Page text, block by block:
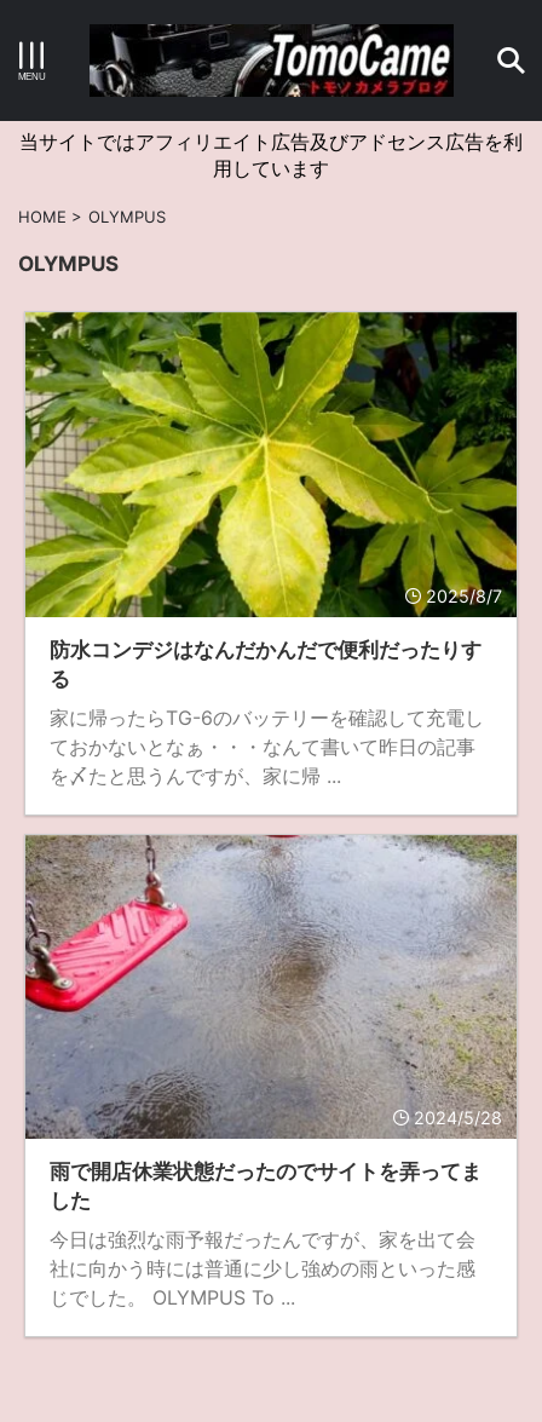
キーワードで検索する
アーカイブ
タグクラウド
Canon craft EM5II EOS Kiss X4 EOS R10
fujifilm game GR III hobby info iPad
iPhone K-1 Leica LENS LUMIX G100
LUMIX GF9 LUMIX L10 LUMIX S1 LUMIX S9
M(Typ240) minolta MX nikki Nikon
OLYMPUS om-1 II OM-3
osmo osmo action3 panasonic pc
PEN E-P7 PENTAX photo Pocket 3 PS5
psobb ricoh SIGMA SONY
TAMRON THETA VILTROX X-T2
X100F Xiaomi Pad 6 Xperia1VI Z-1
Z5 Z6II Z9 Z30 Z50II Zf Zfc
ZV-1 II α1 II α7CR α6700 フィルムカメラ
フォクトレンダー ライカIIf ライカM4 ライカM10
ライカM10-R ライカX2 ローライ35
ローライコード 原神
当サイトではアフィリエイト広告及びアドセンス広告を利
用しています
HOME > OLYMPUS
OLYMPUS
2025/8/7
防水コンデジはなんだかんだで便利だったりす
る
家に帰ったらTG-6のバッテリーを確認して充電し
ておかないとなぁ・・・なんて書いて昨日の記事
を〆たと思うんですが、家に帰 ...
2024/5/28
雨で開店休業状態だったのでサイトを弄ってま
した
今日は強烈な雨予報だったんですが、家を出て会
社に向かう時には普通に少し強めの雨といった感
じでした。 OLYMPUS To ...